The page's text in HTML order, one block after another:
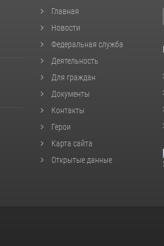
Главная
Новости
Федеральная служба
Деятельность
Для граждан
Документы
Контакты
Герои
Карта сайта
Открытые данные